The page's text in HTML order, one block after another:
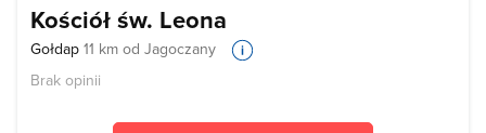
Kościół św. Leona
Gołdap 11 km od Jagoczany
Brak opinii